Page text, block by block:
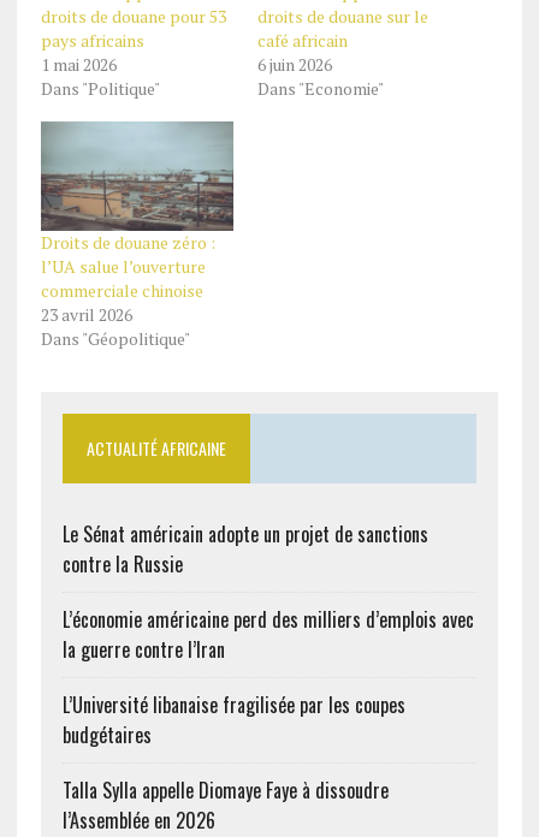
droits de douane pour 53
pays africains
1 mai 2026
Dans "Politique"
droits de douane sur le
café africain
6 juin 2026
Dans "Economie"
Droits de douane zéro :
l’UA salue l’ouverture
commerciale chinoise
23 avril 2026
Dans "Géopolitique"
ACTUALITÉ AFRICAINE
Le Sénat américain adopte un projet de sanctions
contre la Russie
L’économie américaine perd des milliers d’emplois avec
la guerre contre l’Iran
L’Université libanaise fragilisée par les coupes
budgétaires
Talla Sylla appelle Diomaye Faye à dissoudre
l’Assemblée en 2026